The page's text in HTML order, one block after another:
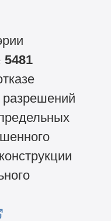
разрешений